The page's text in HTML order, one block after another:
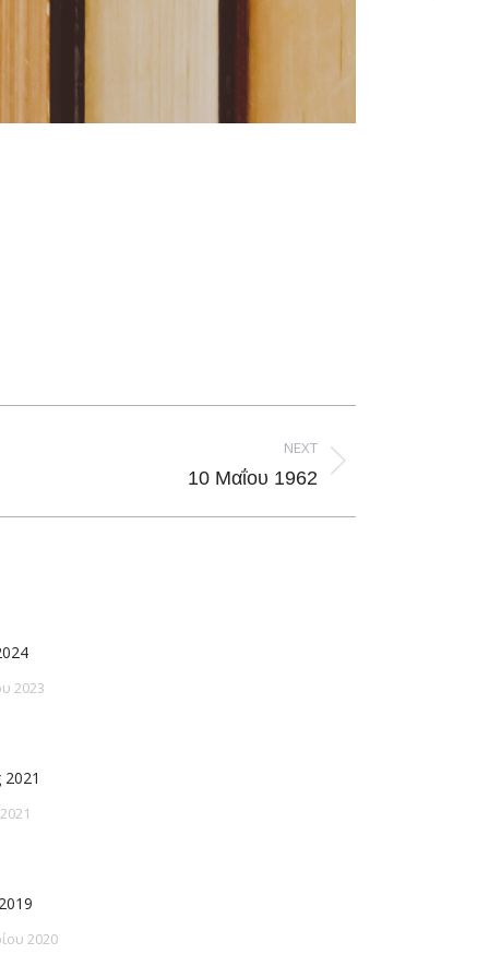
NEXT
10 Μαΐου 1962
2023
2021
2020